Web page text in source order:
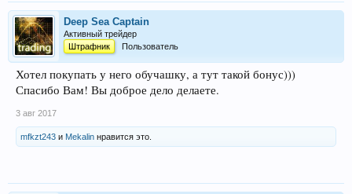
Deep Sea Captain
Активный трейдер
Штрафник
Пользователь
Хотел покупать у него обучашку, а тут такой бонус)))
Спасибо Вам! Вы доброе дело делаете.
3 авг 2017
mfkzt243 и Mekalin нравится это.